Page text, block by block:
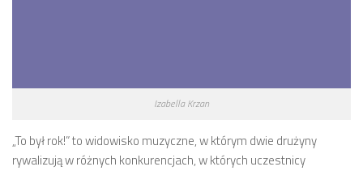
Izabella Krzan
„To był rok!” to widowisko muzyczne, w którym dwie drużyny
rywalizują w różnych konkurencjach, w których uczestnicy